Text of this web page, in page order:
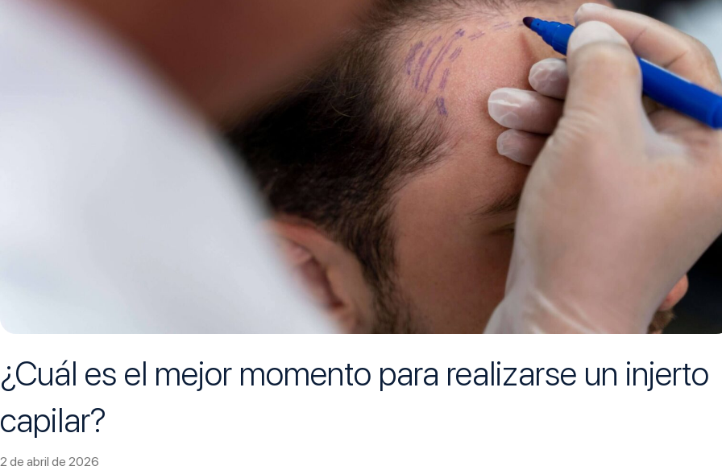
¿Cuál es el mejor momento para realizarse un injerto
capilar?
2 de abril de 2026